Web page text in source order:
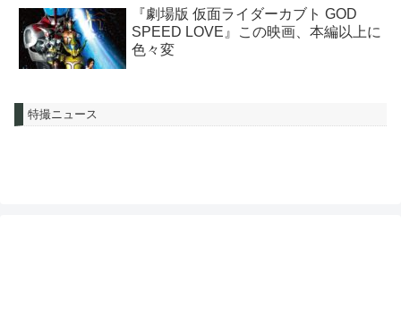
『劇場版 仮面ライダーカブト GOD
SPEED LOVE』この映画、本編以上に
色々変
特撮ニュース